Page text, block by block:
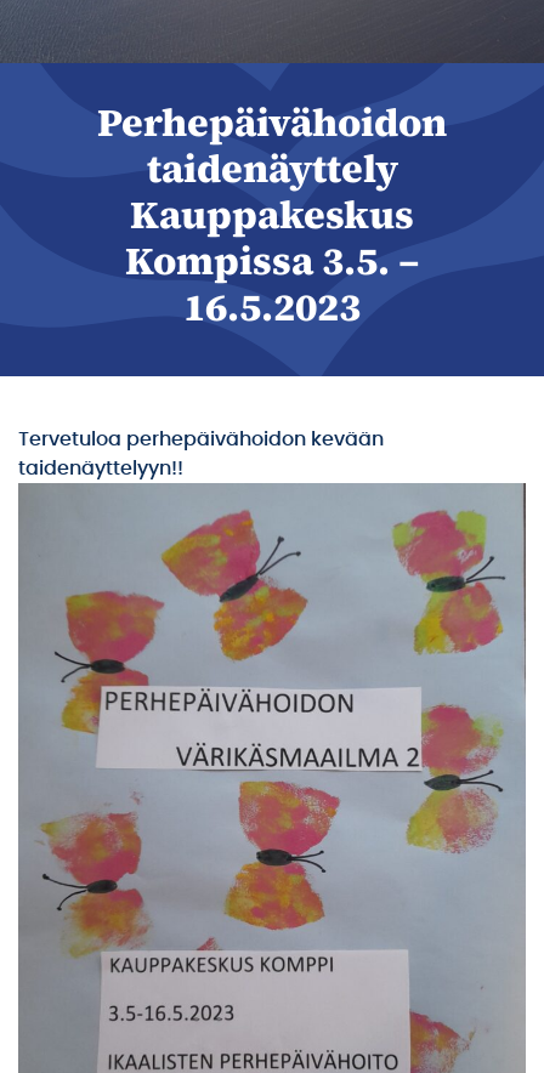
Perhepäivähoidon
taidenäyttely
Kauppakeskus
Kompissa 3.5. –
16.5.2023
Tervetuloa perhepäivähoidon kevään
taidenäyttelyyn!!